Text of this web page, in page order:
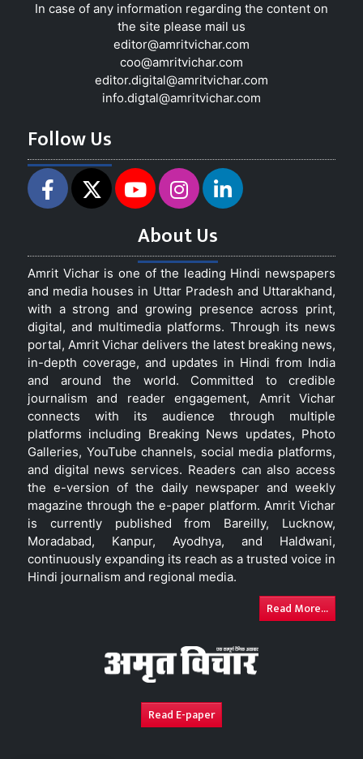
In case of any information regarding the content on
the site please mail us
editor@amritvichar.com
coo@amritvichar.com
editor.digital@amritvichar.com
info.digtal@amritvichar.com
Follow Us
About Us
Amrit Vichar is one of the leading Hindi newspapers
and media houses in Uttar Pradesh and Uttarakhand,
with a strong and growing presence across print,
digital, and multimedia platforms. Through its news
portal, Amrit Vichar delivers the latest breaking news,
in-depth coverage, and updates in Hindi from India
and around the world. Committed to credible
journalism and reader engagement, Amrit Vichar
connects with its audience through multiple
platforms including Breaking News updates, Photo
Galleries, YouTube channels, social media platforms,
and digital news services. Readers can also access
the e-version of the daily newspaper and weekly
magazine through the e-paper platform. Amrit Vichar
is currently published from Bareilly, Lucknow,
Moradabad, Kanpur, Ayodhya, and Haldwani,
continuously expanding its reach as a trusted voice in
Hindi journalism and regional media.
Read More...
Read E-paper